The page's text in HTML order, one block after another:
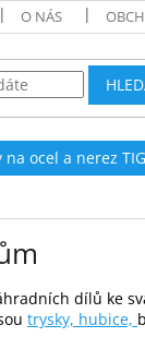
O NÁS
na ocel a nerez
dílů ke
trysky, hubice,